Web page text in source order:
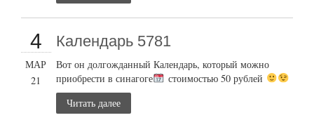
4
МАР
21
Календарь 5781
Вот он долгожданный Календарь, который можно
приобрести в синагоге
стоимостью 50 рублей
Читать далее